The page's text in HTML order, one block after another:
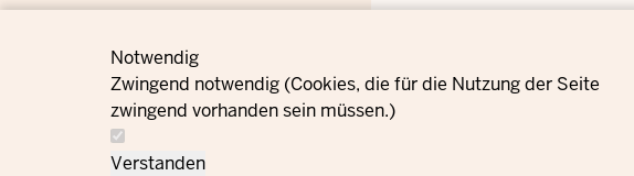
Notwendig
Zwingend notwendig (Cookies, die für die Nutzung der Seite
zwingend vorhanden sein müssen.)
Verstanden